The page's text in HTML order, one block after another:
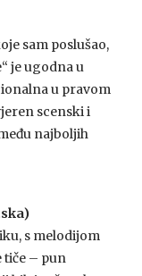
sam poslušao,
je ugodna u
u pravom
scenski i
najboljih
s melodijom
tiče – pun